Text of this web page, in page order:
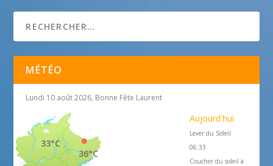
MÉTÉO
Lundi 10 août 2026, Bonne Fête Laurent
36°C
33°C
Aujourd'hui
Lever du Soleil
06:33
Coucher du soleil à